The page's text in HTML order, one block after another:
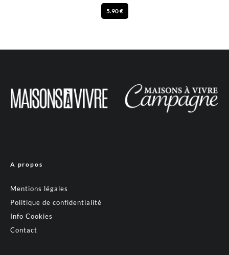
5.90 €
A propos
Mentions légales
Politique de confidentialité
Info Cookies
Contact